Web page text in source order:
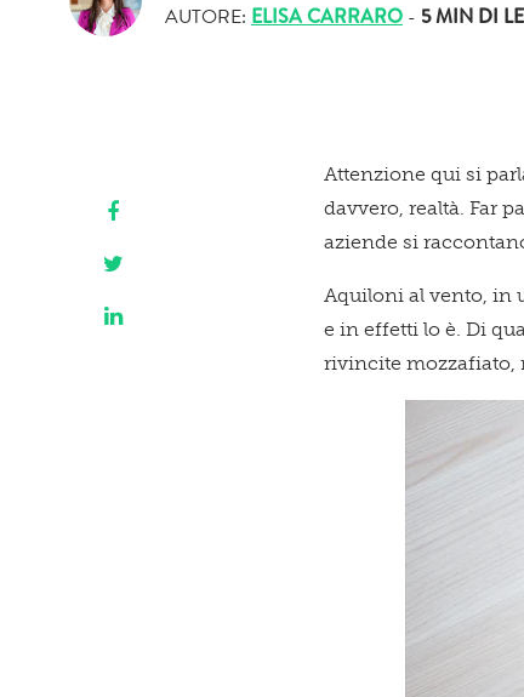
AUTORE: ELISA CARRARO - 5 MIN DI
Attenzione qui si
davvero, realtà. Far
aziende si
Aquiloni al vento, in
e in effetti lo è. Di
rivincite mozzafiato,